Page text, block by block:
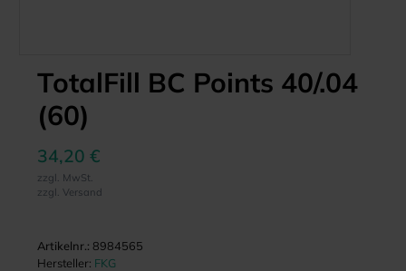
TotalFill BC Points 40/.04
(60)
34,20 €
zzgl. MwSt.
zzgl. Versand
Artikelnr.: 8984565
Hersteller: FKG